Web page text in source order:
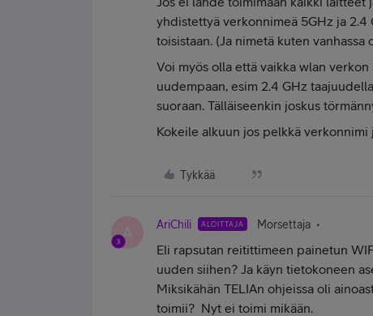
yhdistettyä verkonnimeä 5GHz ja 2.4
toisistaan. (Ja nimetä kuten vanhassa
Voi myös olla että vaikka wlan
uudempaan, esim 2.4 GHz
suoraan. Tälläiseenkin joskus
Kokeile alkuun jos pelkkä verkonnimi
Tykkää
A AriChili ALOITTAJA Morsettaja
Eli rapsutan reitittimeen painetun
uuden siihen? Ja käyn tietokoneen
Miksikähän TELIAn ohjeissa oli
toimii? Nyt ei toimi mikään.